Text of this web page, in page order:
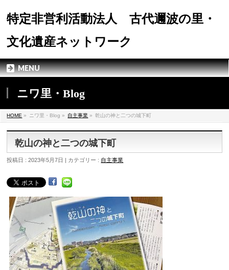
特定非営利活動法人 古代邇波の里・
文化遺産ネットワーク
MENU
ニワ里・Blog
HOME » ニワ里・Blog » 自主事業 » 乾山の神と二つの城下町
乾山の神と二つの城下町
投稿日 : 2023年5月7日 | カテゴリー : 自主事業